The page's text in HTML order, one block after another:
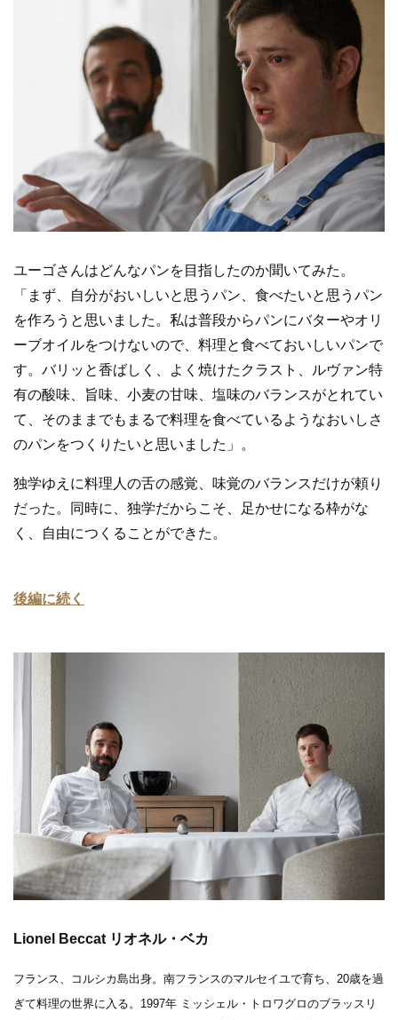
ユーゴさんはどんなパンを目指したのか聞いてみた。
「まず、自分がおいしいと思うパン、食べたいと思うパン
を作ろうと思いました。私は普段からパンにバターやオリ
ーブオイルをつけないので、料理と食べておいしいパンで
す。バリッと香ばしく、よく焼けたクラスト、ルヴァン特
有の酸味、旨味、小麦の甘味、塩味のバランスがとれてい
て、そのままでもまるで料理を食べているようなおいしさ
のパンをつくりたいと思いました」。
独学ゆえに料理人の舌の感覚、味覚のバランスだけが頼り
だった。同時に、独学だからこそ、足かせになる枠がな
く、自由につくることができた。
後編に続く
Lionel Beccat リオネル・ベカ
フランス、コルシカ島出身。南フランスのマルセイユで育ち、20歳を過
ぎて料理の世界に入る。1997年 ミッシェル・トロワグロのブラッスリ